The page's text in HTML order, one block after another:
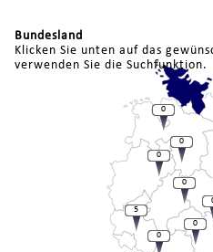
Bundesland
Klicken Sie unten auf das
verwenden Sie die Suchfunktion.
5
0
0
0
0
0
0